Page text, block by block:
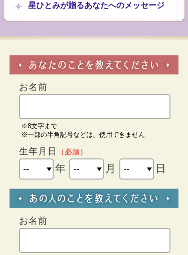
星ひとみが贈るあなたへのメッセージ
お名前
※8文字まで
※一部の半角記号などは、使用できません
生年月日 （必須）
年 月 日
お名前